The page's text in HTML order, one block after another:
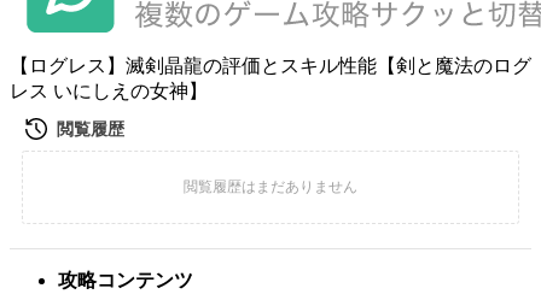
【ログレス】滅剣晶龍の評価とスキル性能【剣と魔法のログ
レス いにしえの女神】
攻略コンテンツ